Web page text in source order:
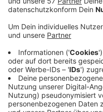
Ich bin unfassbar
Wir freuen uns
Sprachlos, Stimme
jetzt auf ein paar
Contenance, wir
nächste Spiel!